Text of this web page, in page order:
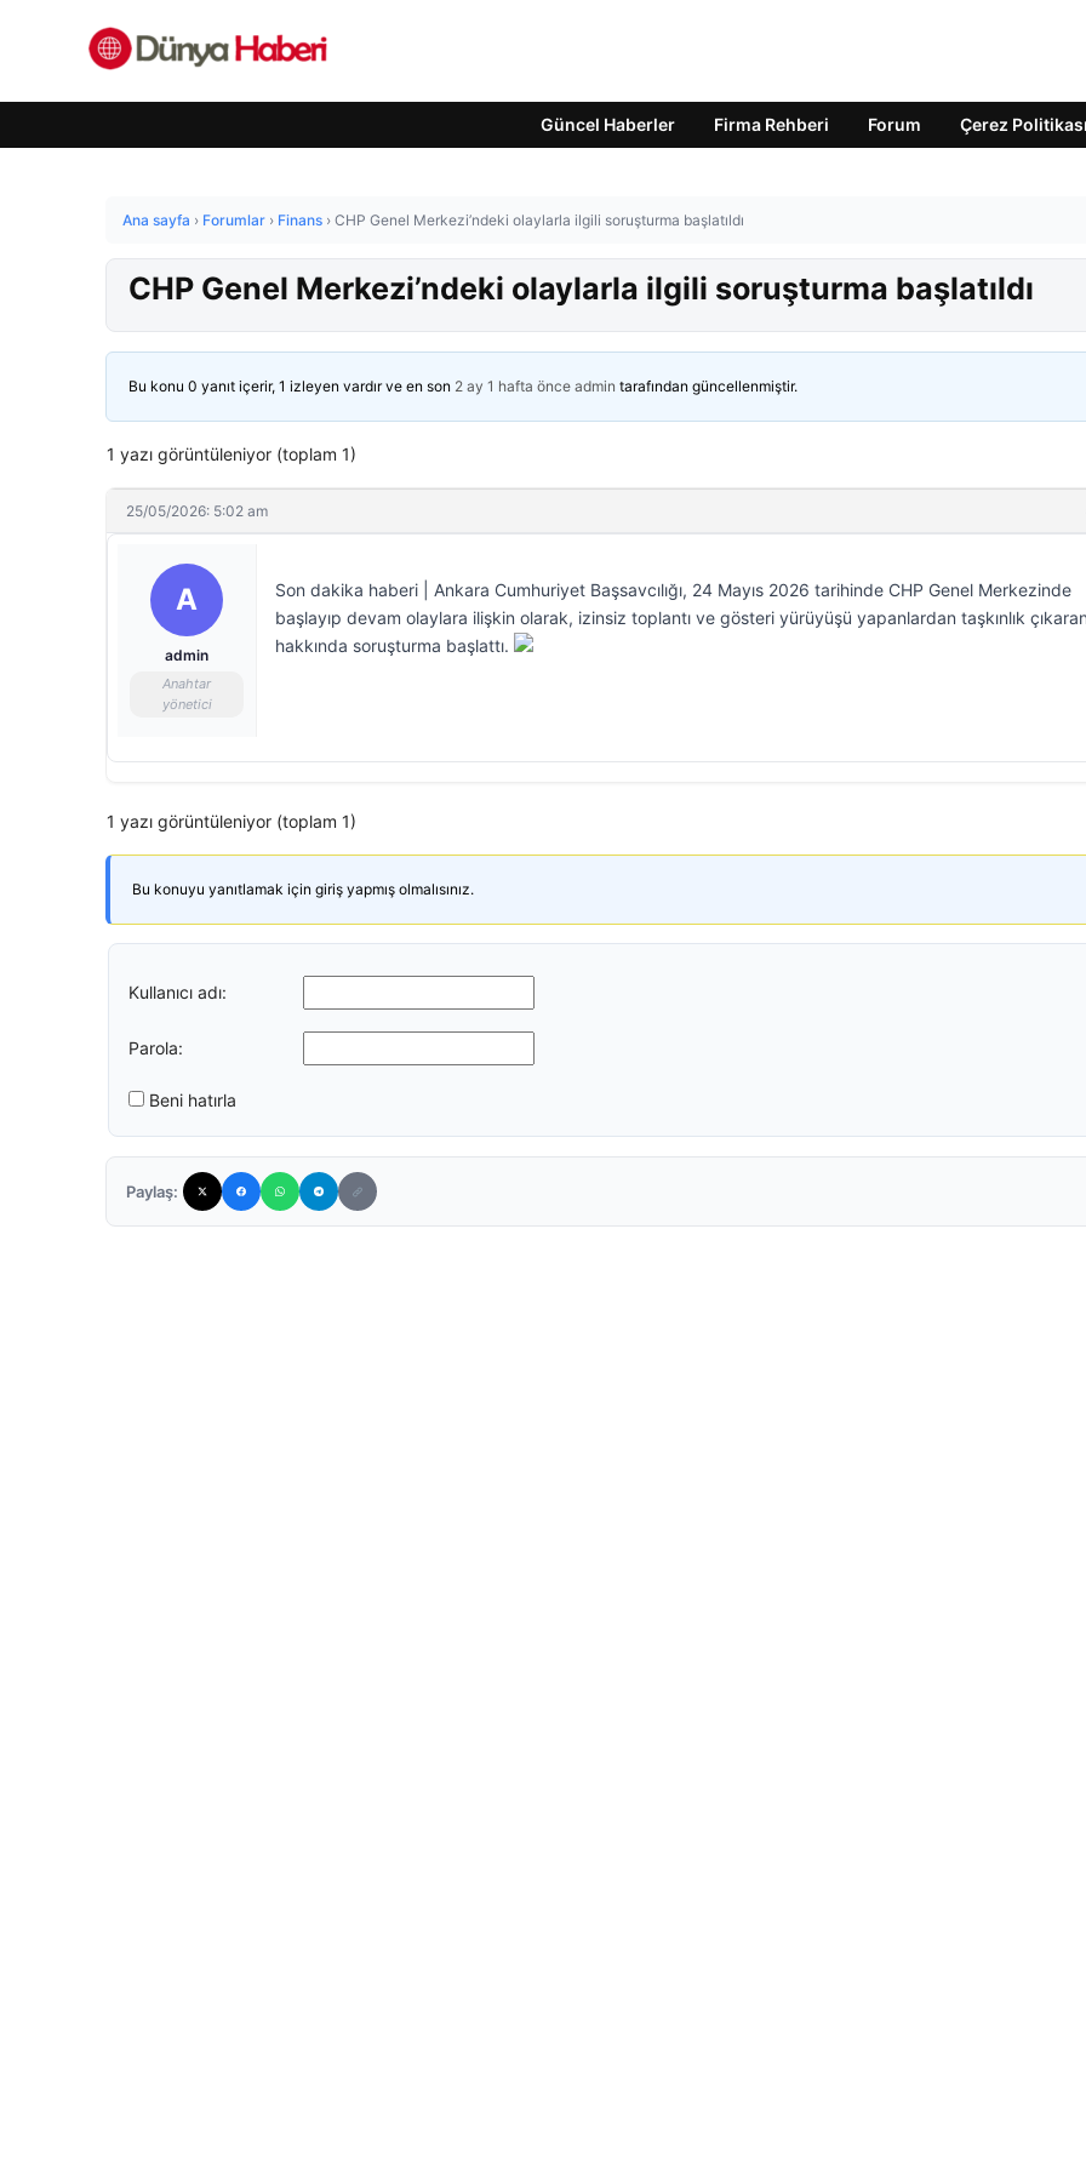
Güncel Haberler Firma Rehberi Forum Çerez Politikası
Ana sayfa › Forumlar › Finans › CHP Genel Merkezi’ndeki olaylarla ilgili soruşturma başlatıldı
CHP Genel Merkezi’ndeki olaylarla ilgili soruşturma başlatıldı
Bu konu 0 yanıt içerir, 1 izleyen vardır ve en son 2 ay 1 hafta önce admin tarafından güncellenmiştir.
1 yazı görüntüleniyor (toplam 1)
25/05/2026: 5:02 am
A
admin
Anahtar
yönetici
Son dakika haberi | Ankara Cumhuriyet Başsavcılığı, 24 Mayıs 2026 tarihinde CHP Genel Merkezinde
başlayıp devam olaylara ilişkin olarak, izinsiz toplantı ve gösteri yürüyüşü yapanlardan taşkınlık
hakkında soruşturma başlattı.
1 yazı görüntüleniyor (toplam 1)
Bu konuyu yanıtlamak için giriş yapmış olmalısınız.
Kullanıcı adı:
Parola:
Beni hatırla
Paylaş: